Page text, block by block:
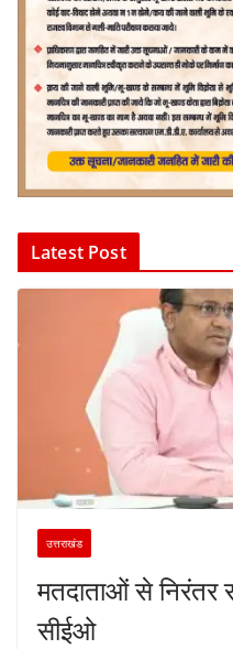
Latest Post
उत्तराखंड
मतदाताओं से निरंतर
सीईओ